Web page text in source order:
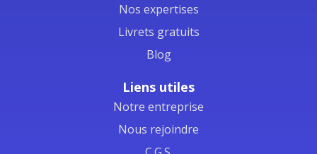
Nos expertises
Livrets gratuits
Blog
Liens utiles
Notre entreprise
Nous rejoindre